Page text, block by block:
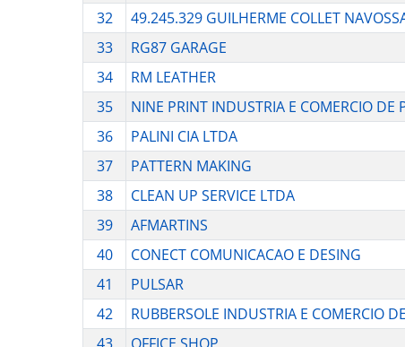
32
49.245.329 GUILHERME COLLET
33
RG87 GARAGE
34
RM LEATHER
35
NINE PRINT INDUSTRIA E COMERCIO DE
36
PALINI CIA LTDA
37
PATTERN MAKING
38
CLEAN UP SERVICE LTDA
39
AFMARTINS
40
CONECT COMUNICACAO E DESING
41
PULSAR
42
RUBBERSOLE INDUSTRIA E COMERCIO